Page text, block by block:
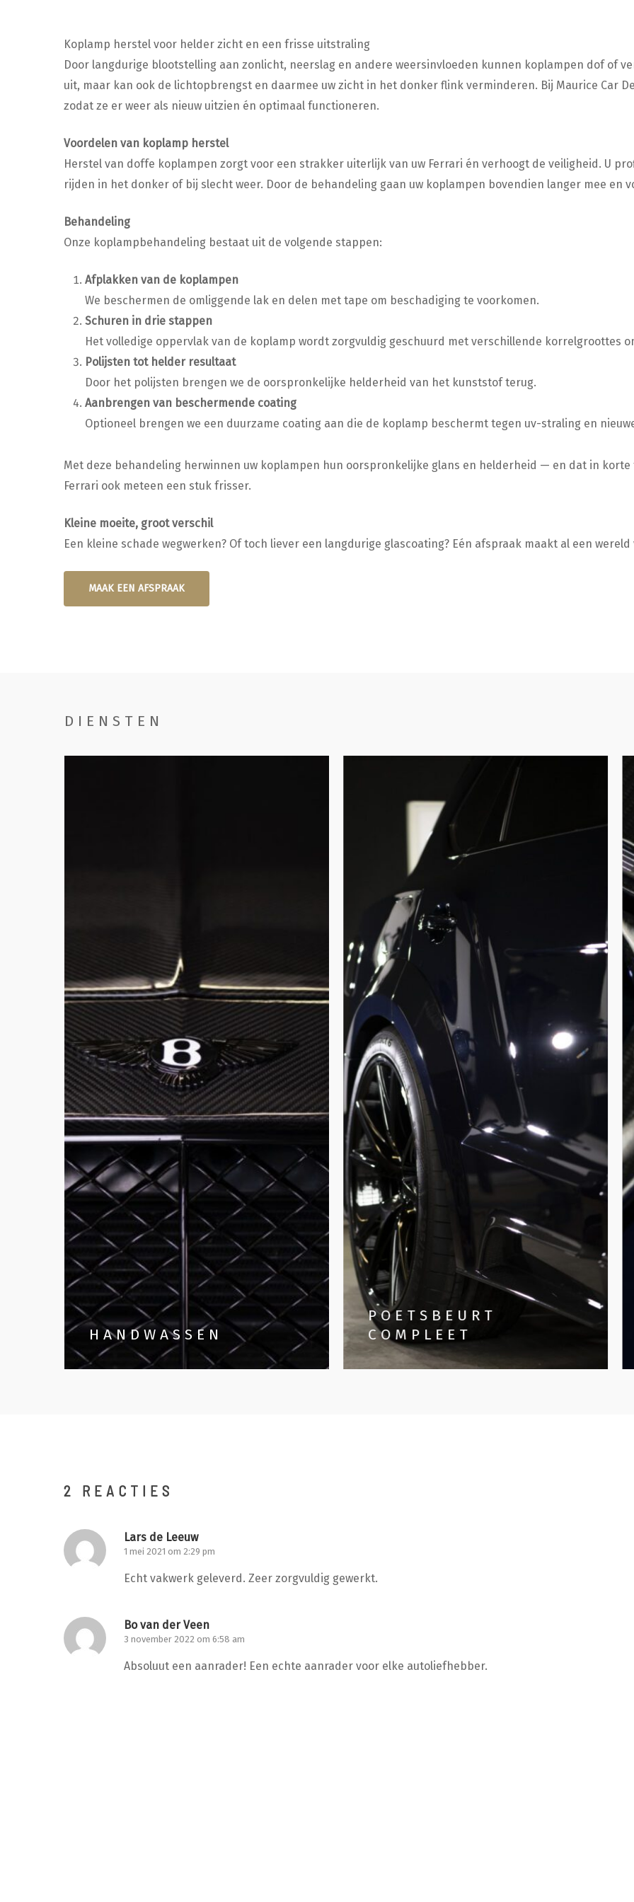
Koplamp herstel voor helder zicht en een frisse uitstraling
Door langdurige blootstelling aan zonlicht, neerslag en andere weersinvloeden kunnen koplampen dof of
uit, maar kan ook de lichtopbrengst en daarmee uw zicht in het donker flink verminderen. Bij Maurice Car
zodat ze er weer als nieuw uitzien én optimaal functioneren.
Voordelen van koplamp herstel
Herstel van doffe koplampen zorgt voor een strakker uiterlijk van uw Ferrari én verhoogt de veiligheid. U
rijden in het donker of bij slecht weer. Door de behandeling gaan uw koplampen bovendien langer mee en
Behandeling
Onze koplampbehandeling bestaat uit de volgende stappen:
Afplakken van de koplampen
We beschermen de omliggende lak en delen met tape om beschadiging te voorkomen.
Schuren in drie stappen
Het volledige oppervlak van de koplamp wordt zorgvuldig geschuurd met verschillende korrelgroottes
Polijsten tot helder resultaat
Door het polijsten brengen we de oorspronkelijke helderheid van het kunststof terug.
Aanbrengen van beschermende coating
Optioneel brengen we een duurzame coating aan die de koplamp beschermt tegen uv-straling en
Met deze behandeling herwinnen uw koplampen hun oorspronkelijke glans en helderheid — en dat in
Ferrari ook meteen een stuk frisser.
Kleine moeite, groot verschil
Een kleine schade wegwerken? Of toch liever een langdurige glascoating? Eén afspraak maakt al een
MAAK EEN AFSPRAAK
DIENSTEN
HANDWASSEN
POETSBEURT
COMPLEET
2 REACTIES
Lars de Leeuw
1 mei 2021 om 2:29 pm
Echt vakwerk geleverd. Zeer zorgvuldig gewerkt.
Bo van der Veen
3 november 2022 om 6:58 am
Absoluut een aanrader! Een echte aanrader voor elke autoliefhebber.